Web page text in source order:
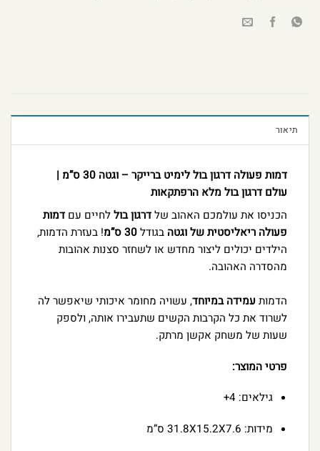
תיאור
דמות פעולה דרגון בול לימיט ברייקר – וגטה 30 ס”מ |
עולם דרגון בול מלא הרפתקאות
הכניסו את עולמכם האהוב שלדרגון בוללחיים עם דמות
פעולה ריאליסטית של וגטה בגודל30 ס”מ
! בעזרת הדמות,
הילדים יכולים ליצור מחדש או לשחזר סצנות אהובות
מהסדרה האהובה.
הדמות עמידה במיוחד, עשויה מחומר איכותי שיאפשר לה
לשרוד את כל הקרבות הקשים שתעבירו אותה, ולספק
שעות של משחק אקשן מרתק.
פרטי המוצר:
גילאים: 4+
מידות: 31.8X15.2X7.6 ס”מ